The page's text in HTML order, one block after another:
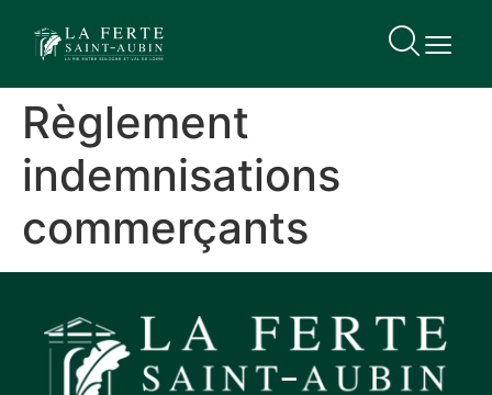
principal
Règlement
indemnisations
commerçants